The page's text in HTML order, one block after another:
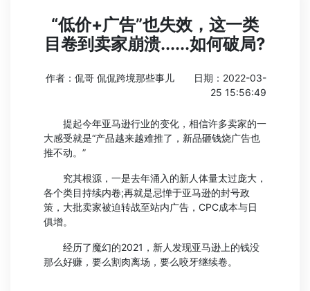
“低价+广告”也失效，这一类
目卷到卖家崩溃......如何破局?
作者：侃哥 侃侃跨境那些事儿
日期：2022-03-
25 15:56:49
提起今年亚马逊行业的变化，相信许多卖家的一
大感受就是“产品越来越难推了，新品砸钱烧广告也
推不动。”
究其根源，一是去年涌入的新人体量太过庞大，
各个类目持续内卷;再就是忌惮于亚马逊的封号政
策，大批卖家被迫转战至站内广告，CPC成本与日
俱增。
经历了魔幻的2021，新人发现亚马逊上的钱没
那么好赚，要么割肉离场，要么咬牙继续卷。